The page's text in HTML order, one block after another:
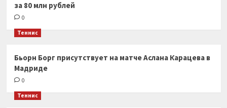
за 80 млн рублей
0
Теннис
Бьорн Борг присутствует на матче Аслана Карацева в
Мадриде
0
Теннис